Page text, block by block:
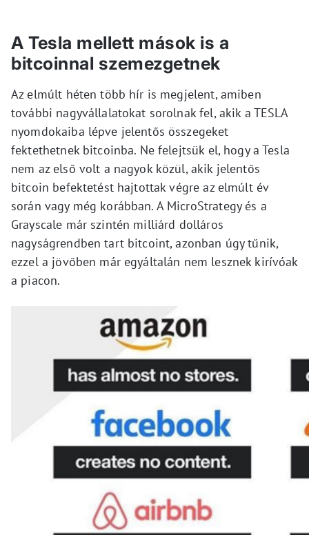
A Tesla mellett mások is a
bitcoinnal szemezgetnek
Az elmúlt héten több hír is megjelent, amiben
további nagyvállalatokat sorolnak fel, akik a TESLA
nyomdokaiba lépve jelentős összegeket
fektethetnek bitcoinba. Ne felejtsük el, hogy a Tesla
nem az első volt a nagyok közül, akik jelentős
bitcoin befektetést hajtottak végre az elmúlt év
során vagy még korábban. A MicroStrategy és a
Grayscale már szintén milliárd dolláros
nagyságrendben tart bitcoint, azonban úgy tűnik,
ezzel a jövőben már egyáltalán nem lesznek kirívóak
a piacon.